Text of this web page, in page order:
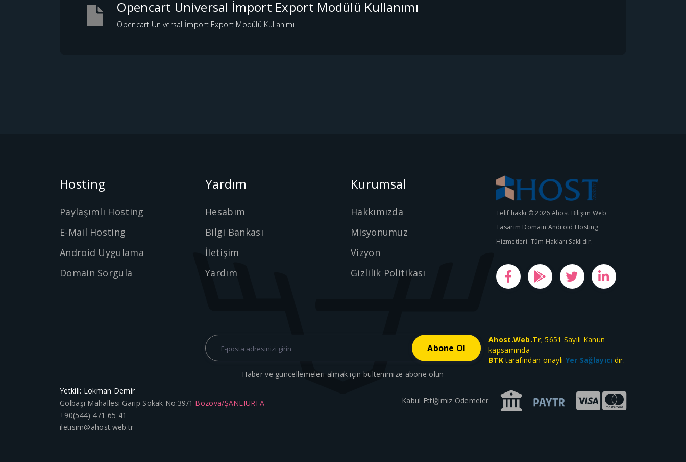
Opencart Universal İmport Export Modülü Kullanımı
Opencart Universal İmport Export Modülü Kullanımı
Hosting
Paylaşımlı Hosting
E-Mail Hosting
Android Uygulama
Domain Sorgula
Yardım
Hesabım
Bilgi Bankası
İletişim
Yardım
Kurumsal
Hakkımızda
Misyonumuz
Vizyon
Gizlilik Politikası
Telif hakkı © 2026 Ahost Bilişim Web
Tasarım Domain Android Hosting
Hizmetleri. Tüm Hakları Saklıdır.
Haber ve güncellemeleri almak için bültenimize abone olun
Ahost.Web.Tr; 5651 Sayılı Kanun
kapsamında
BTKtarafından onaylı Yer Sağlayıcı'dır.
Yetkili: Lokman Demir
Gölbaşı Mahallesi Garip Sokak No:39/1 Bozova/ŞANLIURFA
+90(544) 471 65 41
iletisim@ahost.web.tr
Kabul Ettiğimiz Ödemeler